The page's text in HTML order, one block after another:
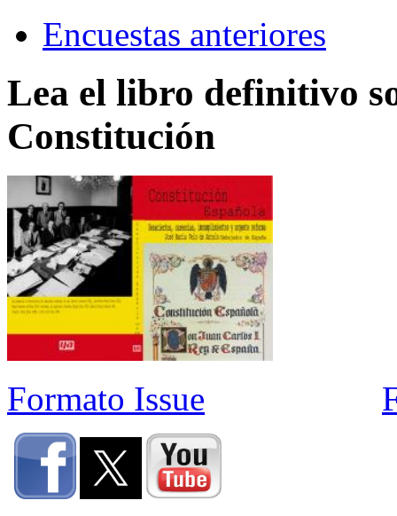
Encuestas anteriores
Lea el libro definitivo
Constitución
Formato Issue